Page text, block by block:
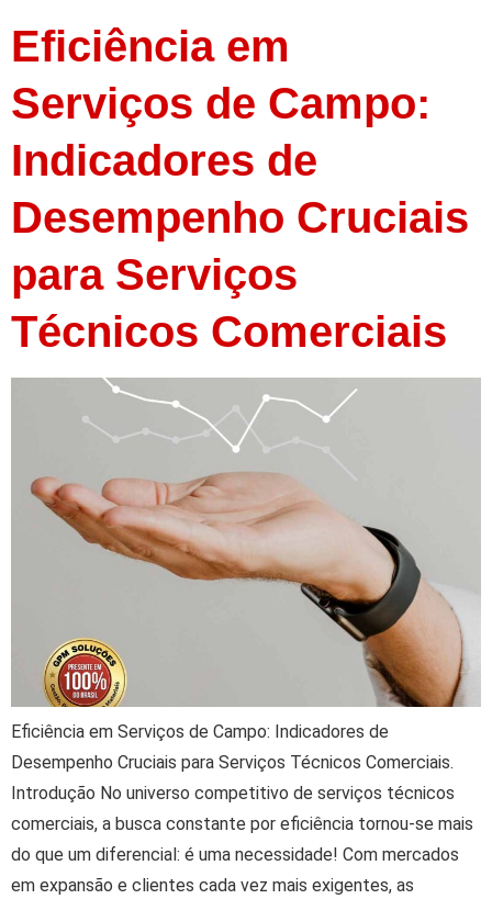
Eficiência em
Serviços de Campo:
Indicadores de
Desempenho Cruciais
para Serviços
Técnicos Comerciais
Eficiência em Serviços de Campo: Indicadores de
Desempenho Cruciais para Serviços Técnicos Comerciais.
Introdução No universo competitivo de serviços técnicos
comerciais, a busca constante por eficiência tornou-se mais
do que um diferencial: é uma necessidade! Com mercados
em expansão e clientes cada vez mais exigentes, as